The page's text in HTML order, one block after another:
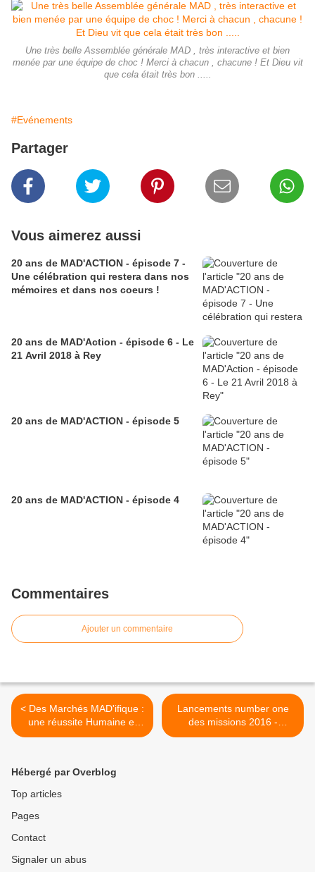
Une très belle Assemblée générale MAD , très interactive et bien
menée par une équipe de choc ! Merci à chacun , chacune ! Et Dieu vit
que cela était très bon .....
#Evénements
Partager
Vous aimerez aussi
20 ans de MAD'ACTION - épisode 7 -
Une célébration qui restera dans nos
mémoires et dans nos coeurs !
20 ans de MAD'Action - épisode 6 - Le
21 Avril 2018 à Rey
20 ans de MAD'ACTION - épisode 5
20 ans de MAD'ACTION - épisode 4
Commentaires
Ajouter un commentaire
< Des Marchés MAD'ifique :
une réussite Humaine et
Financière !
Lancements number one
des missions 2016 -
26Sept2015 >
Hébergé par Overblog
Top articles
Pages
Contact
Signaler un abus